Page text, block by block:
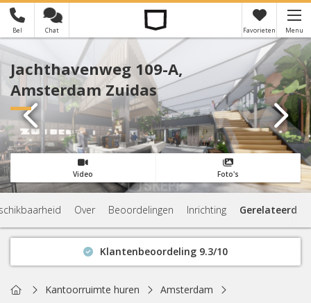
Bel Chat Favorieten Menu
Je hebt nog geen favorieten ×
Jachthavenweg 109-A,
Amsterdam Zuidas
Video Foto's
Over Beoordelingen Inrichting Gerelateerd
Klantenbeoordeling 9.3/10
Actuele beschikbaarheid
HomeKantoorruimte huren
Amsterdam